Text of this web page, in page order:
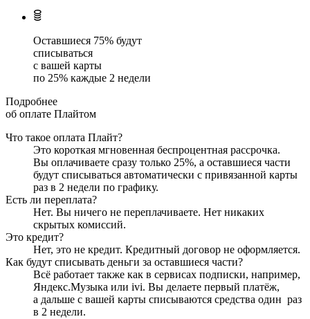
Оставшиеся 75% будут
списываться
с вашей карты
по 25% каждые 2 недели
Подробнее
об оплате Плайтом
Что такое оплата Плайт?
Это короткая мгновенная беспроцентная рассрочка.
Вы оплачиваете сразу только 25%, а оставшиеся части
будут списываться автоматически с привязанной карты
раз в 2 недели по графику.
Есть ли переплата?
Нет. Вы ничего не переплачиваете. Нет никаких
скрытых комиссий.
Это кредит?
Нет, это не кредит. Кредитный договор не оформляется.
Как будут списывать деньги за оставшиеся части?
Всё работает также как в сервисах подписки, например,
Яндекс.Музыка или ivi. Вы делаете первый платёж,
а дальше с вашей карты списываются средства один раз
в 2 недели.